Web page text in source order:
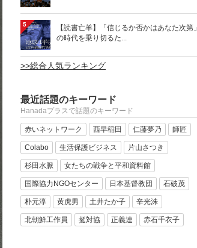
5
【読書亡羊】「信じるか否かはあなた次第」
の時代を乗り切るた...
>>総合人気ランキング
最近話題のキーワード
Hanadaプラスで話題のキーワード
赤いネットワーク 西早稲田 仁藤夢乃 師匠
Colabo 生活保護ビジネス 片山さつき
杉田水脈 女たちの戦争と平和資料館
国際協力NGOセンター 日本基督教団 石破茂
朴元淳 黄虎男 土井たか子 辛光洙
北朝鮮工作員 挺対協 正義連 赤石千衣子